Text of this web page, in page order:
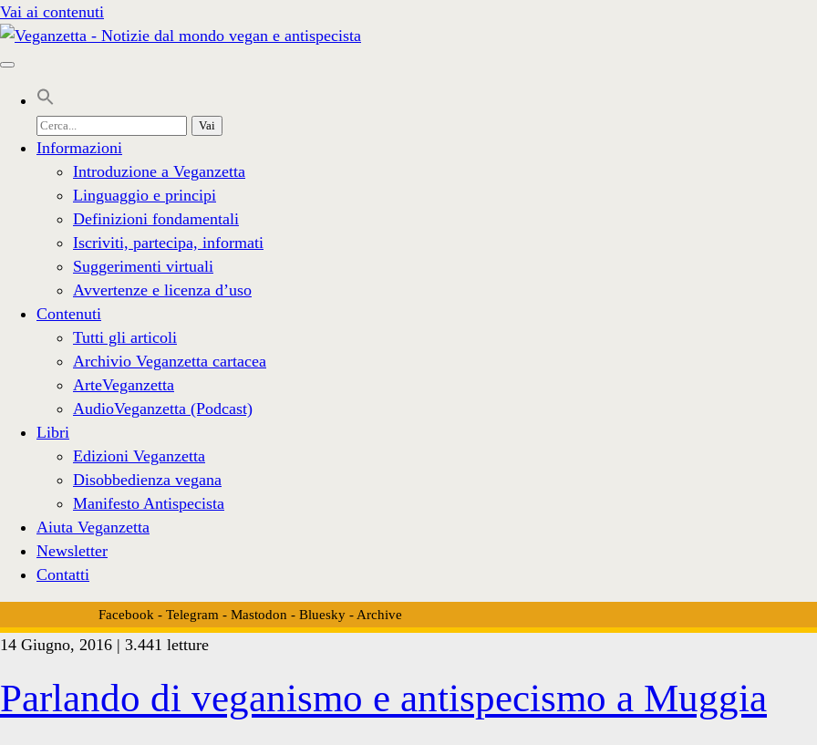
Vai ai contenuti
Cerca
per:
Informazioni
Introduzione a Veganzetta
Linguaggio e principi
Definizioni fondamentali
Iscriviti, partecipa, informati
Suggerimenti virtuali
Avvertenze e licenza d’uso
Contenuti
Tutti gli articoli
Archivio Veganzetta cartacea
ArteVeganzetta
AudioVeganzetta (Podcast)
Libri
Edizioni Veganzetta
Disobbedienza vegana
Manifesto Antispecista
Aiuta Veganzetta
Newsletter
Contatti
Facebook - Telegram - Mastodon - Bluesky- Archive
Tag:
14 Giugno, 2016 | 3.441 letture
Parlando di veganismo e antispecismo a Muggia